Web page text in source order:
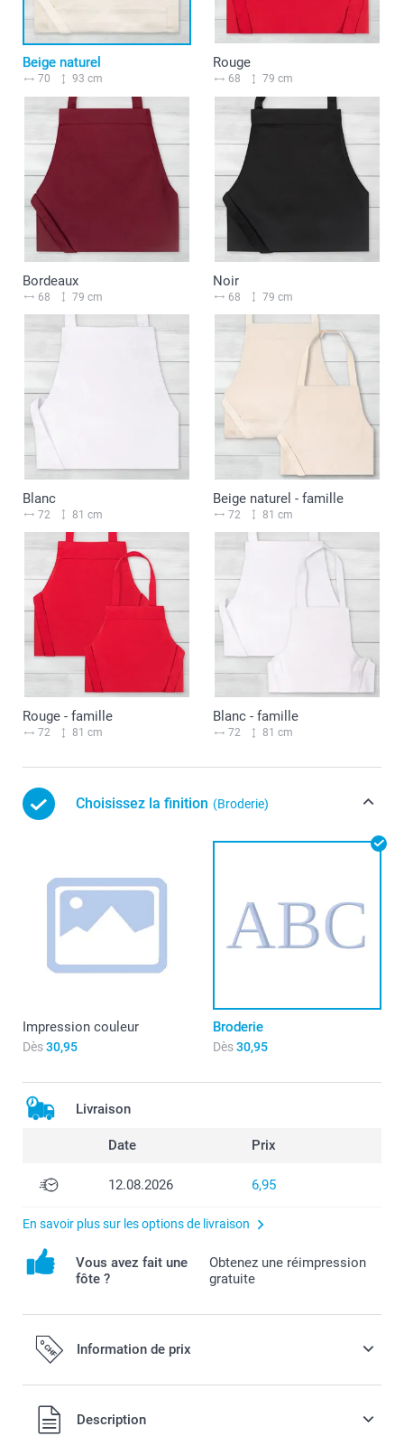
Beige naturel
70 93 cm
Rouge
68 79 cm
Bordeaux
68 79 cm
Noir
68 79 cm
Blanc
72 81 cm
Beige naturel - famille
72 81 cm
Rouge - famille
72 81 cm
Blanc - famille
72 81 cm
Choisissez la finition (Broderie)
Impression couleur
Dès30,95
Broderie
Dès30,95
Livraison
Date Prix
12.08.2026 6,95
En savoir plus sur les options de livraison
Vous avez fait une
fôte ?
Obtenez une réimpression
gratuite
Information de prix
Tous les prix sont en francs suisses (CHF), TVA incluse et
hors frais de port.
Description